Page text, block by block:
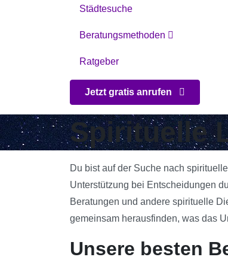
Städtesuche
Beratungsmethoden
Ratgeber
Jetzt gratis anrufen
Spirituelle
Du bist auf der Suche nach
Unterstützung bei Entscheidungen
Beratungen und andere spirituelle
gemeinsam herausfinden, was das
Unsere besten